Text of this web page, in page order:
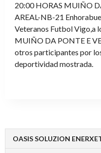
20:00 HORAS MUIÑO
AREAL-NB-21
Veteranos Futbol Vigo,a
MUIÑO DA PONTE E
otros participantes por
deportividad mostrada.
OASIS SOLUZION